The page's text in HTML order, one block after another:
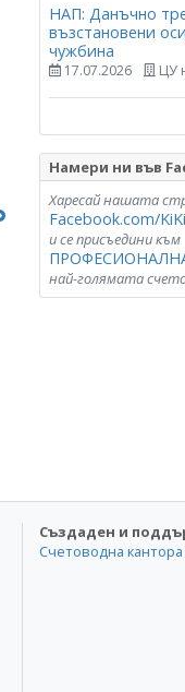
НАП: Данъчно
възстановени
чужбина
17.07.2026 ЦУ
Намери ни във
Харесай нашата
Facebook.com/
и се присъедини към
най-голямата
Създаден и
Счетоводна